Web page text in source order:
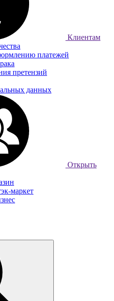
Клиентам
платежей
претензий
данных
Открыть
маркет